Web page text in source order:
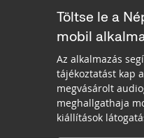
Töltse le a
mobil
Az alkalmazás
tájékoztatást kap
megvásárolt
meghallgathaja
kiállítások